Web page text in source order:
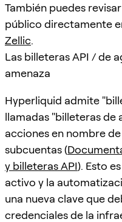
También puedes
público directamente
Zellic.
Las billeteras API / de
amenaza
Hyperliquid admite
llamadas "billeteras de
acciones en nombre
subcuentas (
y billeteras API). Esto
activo y la
una nueva clave que
credenciales de la